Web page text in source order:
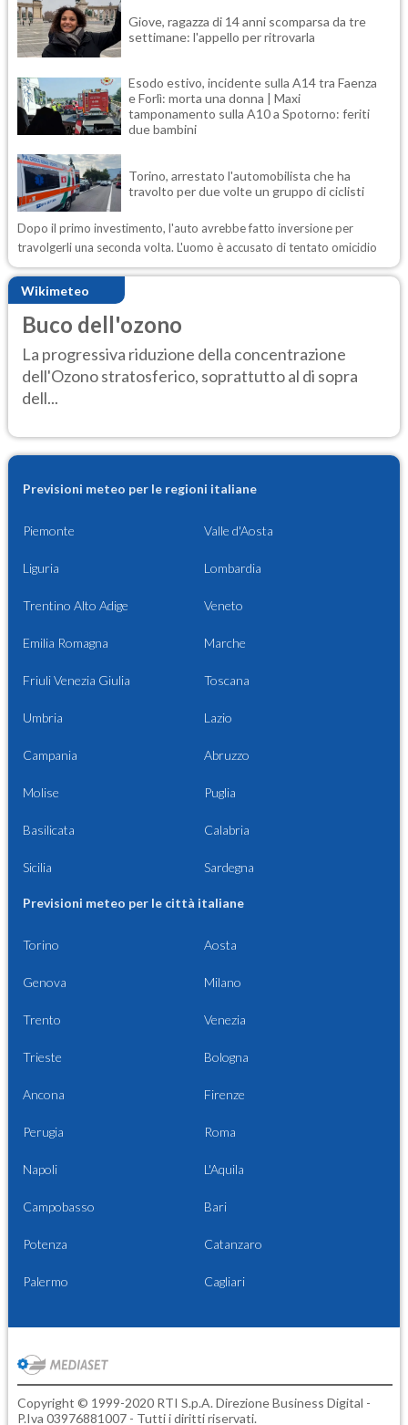
Giove, ragazza di 14 anni scomparsa da tre
settimane: l'appello per ritrovarla
Esodo estivo, incidente sulla A14 tra Faenza
e Forlì: morta una donna | Maxi
tamponamento sulla A10 a Spotorno: feriti
due bambini
Torino, arrestato l'automobilista che ha
travolto per due volte un gruppo di ciclisti
Dopo il primo investimento, l'auto avrebbe fatto inversione per
travolgerli una seconda volta. L'uomo è accusato di tentato omicidio
Wikimeteo
Buco dell'ozono
La progressiva riduzione della concentrazione
dell'Ozono stratosferico, soprattutto al di sopra
dell...
Previsioni meteo per le regioni italiane
Piemonte Valle d'Aosta
Liguria Lombardia
Trentino Alto Adige Veneto
Emilia Romagna Marche
Friuli Venezia Giulia Toscana
Umbria Lazio
Campania Abruzzo
Molise Puglia
Basilicata Calabria
Sicilia Sardegna
Previsioni meteo per le città italiane
Torino Aosta
Genova Milano
Trento Venezia
Trieste Bologna
Ancona Firenze
Perugia Roma
Napoli L'Aquila
Campobasso Bari
Potenza Catanzaro
Palermo Cagliari
Copyright © 1999-2020 RTI S.p.A. Direzione Business Digital -
P.Iva 03976881007 - Tutti i diritti riservati.